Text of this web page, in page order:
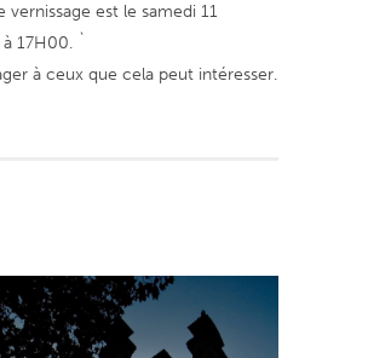
vernissage est le samedi 11
17H00. `
à ceux que cela peut intéresser.